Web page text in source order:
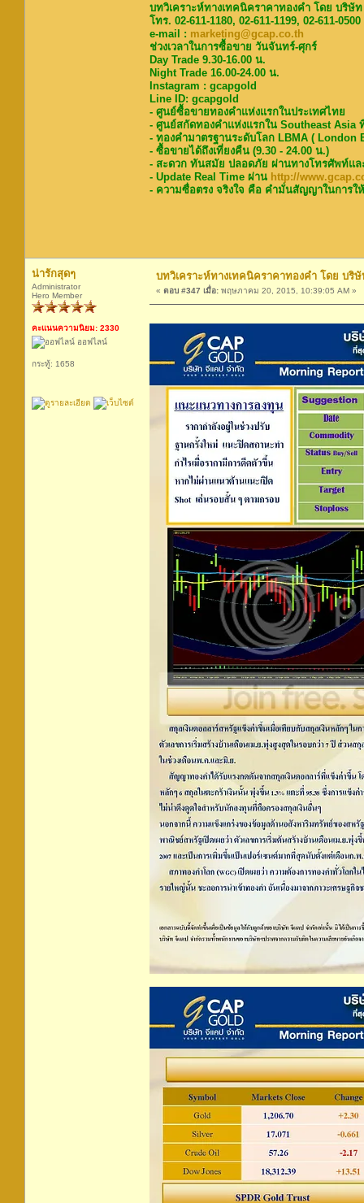
บทวิเคราะห์ทางเทคนิคราคาทองคำ โดย บริษั
โทร. 02-611-1180, 02-611-1199, 02-611-
e-mail : marketing@gcap.co.th
ช่วงเวลาในการซื้อขาย วันจันทร์-ศุกร์
Day Trade 9.30-16.00 น.
Night Trade 16.00-24.00 น.
Instagram : gcapgold
Line ID: gcapgold
- ศูนย์ซื้อขายทองคำแห่งแรกในประเทศไทย
- ศูนย์สกัดทองคำแห่งแรกใน Southeast Asia
- ทองคำมาตรฐานระดับโลก LBMA ( London
- ซื้อขายได้ถึงเที่ยงคืน (9.30 - 24.00 น.)
- สะดวก ทันสมัย ปลอดภัย ผ่านทางโทรศัพท์แล
- Update Real Time ผ่าน http://
- ความซื่อตรง จริงใจ คือ คำมั่นสัญญาในการใ
น่ารักสุดๆ
Administrator
Hero Member
คะแนนความนิยม: 2330
ออฟไลน์
กระทู้: 1658
บทวิเคราะห์ทางเทคนิคราคาทองคำ โดย บริษั
« ตอบ #347 เมื่อ: พฤษภาคม 20, 2015, 10:39:05 AM »